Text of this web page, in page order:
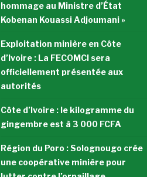
hommage au Ministre d’État
Kobenan Kouassi Adjoumani »
Exploitation minière en Côte
d’Ivoire : La FECOMCI sera
officiellement présentée aux
autorités
Côte d’Ivoire : le kilogramme du
gingembre est à 3 000 FCFA
Région du Poro : Solognougo crée
une coopérative minière pour